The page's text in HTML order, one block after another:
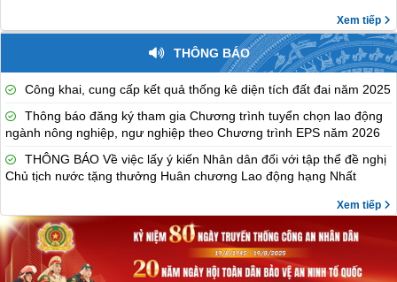
Xem tiếp
THÔNG BÁO
Công khai, cung cấp kết quả thống kê diện tích đất đai năm 2025
Thông báo đăng ký tham gia Chương trình tuyển chọn lao động
ngành nông nghiệp, ngư nghiệp theo Chương trình EPS năm 2026
THÔNG BÁO Về việc lấy ý kiến Nhân dân đối với tập thể đề nghị
Chủ tịch nước tặng thưởng Huân chương Lao động hạng Nhất
Xem tiếp